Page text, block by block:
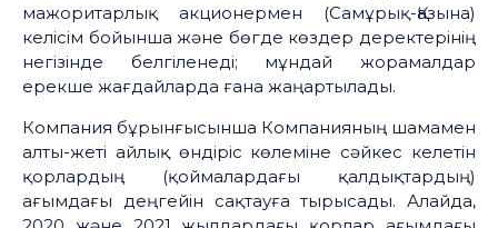
мажоритарлық акционермен (Самұрық-Қазына)
келісім бойынша және бөгде көздер деректерінің
негізінде белгіленеді; мұндай жорамалдар
ерекше жағдайларда ғана жаңартылады.
Компания бұрынғысынша Компанияның шамамен
алты-жеті айлық өндіріс көлеміне сәйкес келетін
қорлардың (қоймалардағы қалдықтардың)
ағымдағы деңгейін сақтауға тырысады. Алайда,